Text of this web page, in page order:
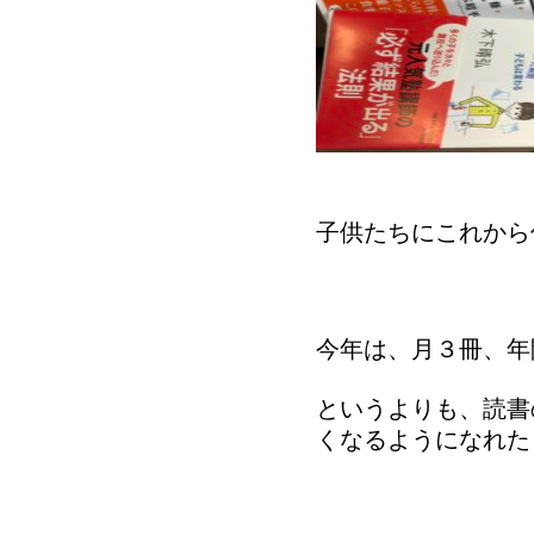
子供たちにこれか
今年は、月３冊、
というよりも、読
くなるようになれ